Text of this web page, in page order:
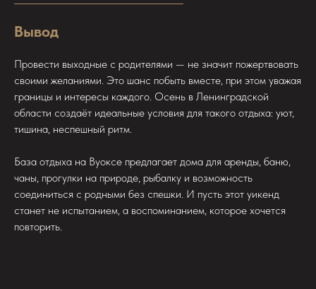
Вывод
Провести выходные с родителями — не значит пожертвовать
своими желаниями. Это шанс побыть вместе, при этом уважая
границы и интересы каждого. Осень в Ленинградской
области создаёт идеальные условия для такого отдыха: уют,
тишина, неспешный ритм.
База отдыха на Вуоксе предлагает дома для аренды, баню,
чаны, прогулки на природе, рыбалку и возможность
соединиться с родными без спешки. И пусть этот уикенд
станет не испытанием, а воспоминанием, которое хочется
повторить.